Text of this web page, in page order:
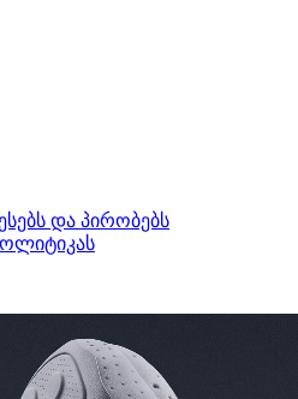
და პირობებს